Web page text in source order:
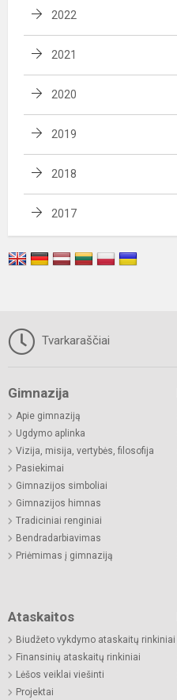
2022
2021
2020
2019
2018
2017
Tvarkaraščiai
Gimnazija
Apie gimnaziją
Ugdymo aplinka
Vizija, misija, vertybės, filosofija
Pasiekimai
Gimnazijos simboliai
Gimnazijos himnas
Tradiciniai renginiai
Bendradarbiavimas
Priėmimas į gimnaziją
Ataskaitos
Biudžeto vykdymo ataskaitų rinkiniai
Finansinių ataskaitų rinkiniai
Lėšos veiklai viešinti
Projektai